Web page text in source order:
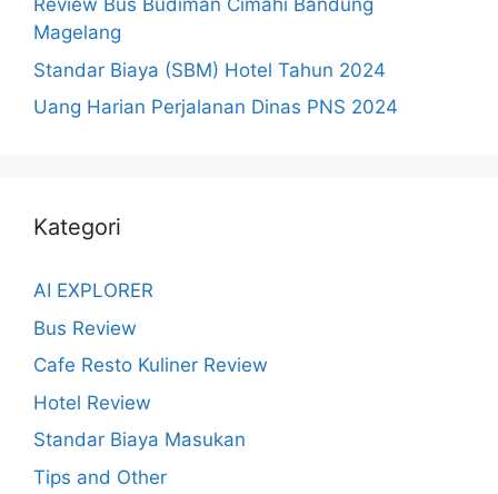
Review Bus Budiman Cimahi Bandung
Magelang
Standar Biaya (SBM) Hotel Tahun 2024
Uang Harian Perjalanan Dinas PNS 2024
Kategori
AI EXPLORER
Bus Review
Cafe Resto Kuliner Review
Hotel Review
Standar Biaya Masukan
Tips and Other